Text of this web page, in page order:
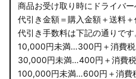
商品お受け取り時にドライバー
代引き金額＝購入金額＋送料
代引き手数料は下記の通りです
10,000円未満…300円＋消費税
30,000円未満…400円＋消費税
100,000円未満…600円＋消費